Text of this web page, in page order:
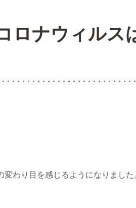
ロナウィルス
わり目を感じるようになりました